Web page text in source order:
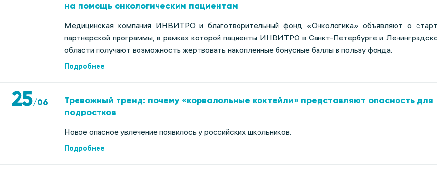
на помощь онкологическим пациентам
Медицинская компания ИНВИТРО и благотворительный фонд «Онкологика» объявляют о
партнерской программы, в рамках которой пациенты ИНВИТРО в Санкт-Петербурге и
области получают возможность жертвовать накопленные бонусные баллы в пользу фонда.
Подробнее
25/06
Тревожный тренд: почему «корвалольные коктейли» представляют опасность для
подростков
Новое опасное увлечение появилось у российских школьников.
Подробнее